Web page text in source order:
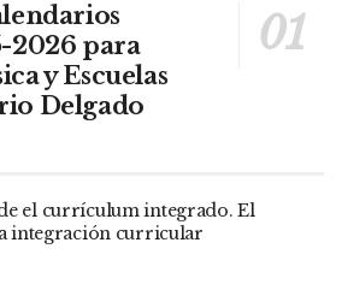
2026 para
y Escuelas
Delgado
el currículum integrado. El
integración curricular